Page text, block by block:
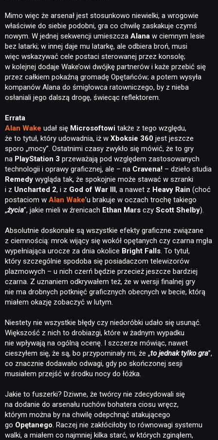
Mimo więc że arsenał jest stosunkowo niewielki, a wrogowie
właściwie do siebie podobni, gra co chwilę zaskakuje czymś
nowym. W jednej sekwencji umieszcza Alana w ciemnym lesie
bez latarki; w innej daje mu latarkę, ale odbiera broń, musi
więc wskazywać cele postaci sterowanej przez konsolę;
w kolejnej dodaje Wake’owi dwójkę partnerów i każe przebić się
przez całkiem pokaźną gromadę Opętańców; a potem wysyła
kompanów Alana do śmigłowca ratowniczego, by z nieba
osłaniali jego dalszą drogę, świecąc reflektorem.
Errata
Alan Wake udał się Microsoftowi także z tego względu,
że to tytuł, który udowadnia, iż w Xboksie 360 jest jeszcze
sporo „mocy”. Ostatnimi czasy zwykło się mówić, że to gry
na PlayStation 3 przeważają pod względem zastosowanych
technologii i oprawy graficznej, ale – na Cravena! – dzieło studia
Remedy wygląda tak, że spokojnie może stawać w szranki
i z Uncharted 2, i z God of War III, a nawet z Heavy Rain (choć
postaciom w Alan Wake’u brakuje w oczach trochę takiego
„życia”, jakie mieli w źrenicach Ethan Mars czy Scott Shelby).
Absolutnie doskonałe są wszystkie efekty graficzne związane
z ciemnością: mrok wijący się wokół opętanych czy czarna mgła
wypełniająca urocze za dnia okolice Bright Falls. To tytuł,
który szczególnie spodoba się posiadaczom telewizorów
plazmowych – u nich czerń będzie przecież jeszcze bardziej
czarna. Z uznaniem odkrywałem też, że w wersji finalnej gry
nie ma drobnych potknięć graficznych obecnych w becie, którą
miałem okazję zobaczyć w lutym.
Niestety nie wszystkie błędy czy niedoróbki udało się usunąć.
Większość z nich to drobiazgi, które w żadnym wypadku
nie wpływają na ogólną ocenę. I szczerze mówiąc, nawet
cieszyłem się, że są, bo przypominały mi, że „to jednak tylko gra”,
co znacznie dodawało odwagi, gdy po skończonej sesji
musiałem przejść w środku nocy do łóżka.
Jakie to fuszerki? Dziwne, że twórcy nie zdecydowali się
na dodanie do arsenału ruchów bohatera ciosu wręcz,
którym można by na chwilę odepchnąć atakującego
go Opętanego. Raczej nie zakłóciłoby to równowagi systemu
walki, a miałem co najmniej kilka starć, w których zginąłem,